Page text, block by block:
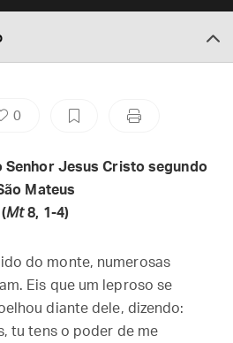
0
Senhor Jesus Cristo segundo
Mateus
(Mt8, 1-4)
do monte, numerosas
Eis que um leproso se
diante dele, dizendo:
tu tens o poder de me